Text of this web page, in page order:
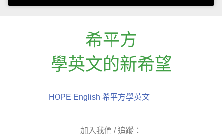
希平方
學英文的新希望
HOPE English 希平方學英文
加入我們 / 追蹤：